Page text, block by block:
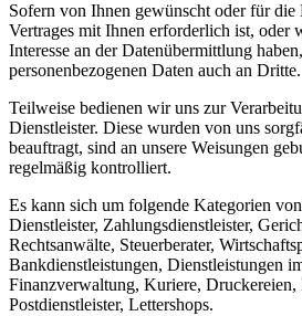
Sofern von Ihnen gewünscht oder für die
Vertrages mit Ihnen erforderlich ist, oder
Interesse an der Datenübermittlung
personenbezogenen Daten auch an Dritte.
Teilweise bedienen wir uns zur
Dienstleister. Diese wurden von uns
beauftragt, sind an unsere Weisungen
regelmäßig kontrolliert.
Es kann sich um folgende Kategorien
Dienstleister, Zahlungsdienstleister,
Rechtsanwälte, Steuerberater,
Bankdienstleistungen, Dienstleistungen
Finanzverwaltung, Kuriere, Druckereien,
Postdienstleister, Lettershops.